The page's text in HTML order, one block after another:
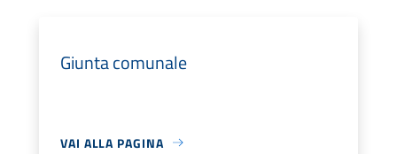
Giunta comunale
VAI ALLA PAGINA